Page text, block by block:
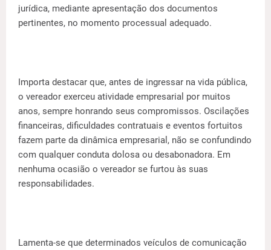
jurídica, mediante apresentação dos documentos
pertinentes, no momento processual adequado.
Importa destacar que, antes de ingressar na vida pública,
o vereador exerceu atividade empresarial por muitos
anos, sempre honrando seus compromissos. Oscilações
financeiras, dificuldades contratuais e eventos fortuitos
fazem parte da dinâmica empresarial, não se confundindo
com qualquer conduta dolosa ou desabonadora. Em
nenhuma ocasião o vereador se furtou às suas
responsabilidades.
Lamenta-se que determinados veículos de comunicação